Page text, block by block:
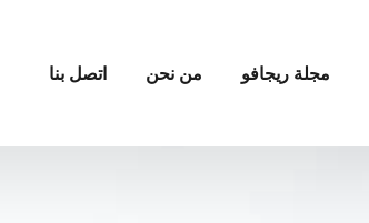
مجلة ريجافو من نحن اتصل بنا